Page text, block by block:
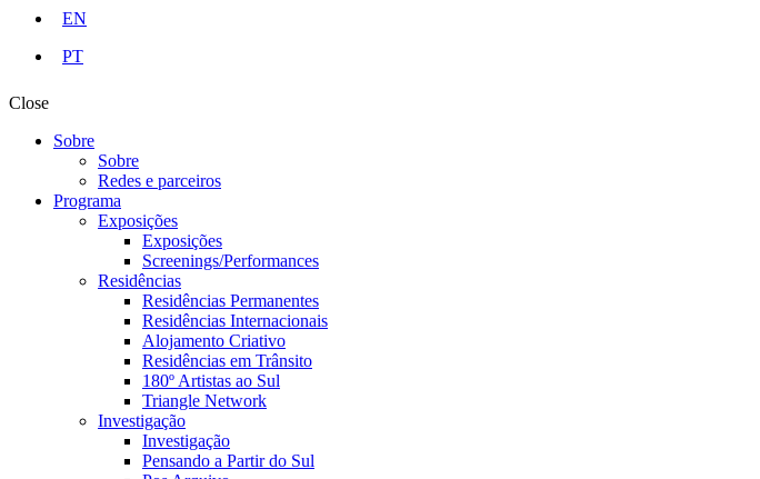
EN
PT
Close
Sobre
Sobre
Redes e parceiros
Programa
Exposições
Exposições
Screenings/Performances
Residências
Residências Permanentes
Residências Internacionais
Alojamento Criativo
Residências em Trânsito
180º Artistas ao Sul
Triangle Network
Investigação
Investigação
Pensando a Partir do Sul